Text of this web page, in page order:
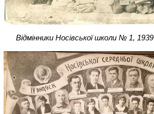
Відмінники Носівської школи № 1, 1939